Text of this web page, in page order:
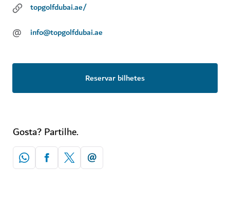
topgolfdubai.ae/
@ info@topgolfdubai.ae
Reservar bilhetes
Gosta? Partilhe.